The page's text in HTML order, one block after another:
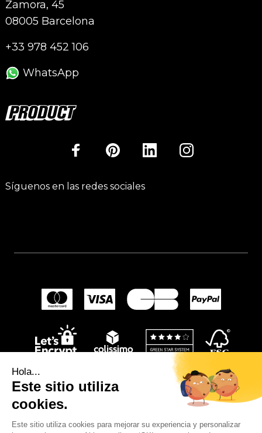
Hola...
Este sitio utiliza
cookies.
Este sitio utiliza cookies para mejorar su experiencia y personalizar
Zamora, 45
08005 Barcelona
+33 978 452 106
WhatsApp
Síguenos en las redes sociales